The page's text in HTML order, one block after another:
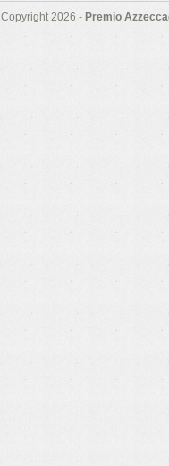
Copyright 2026 - Premio